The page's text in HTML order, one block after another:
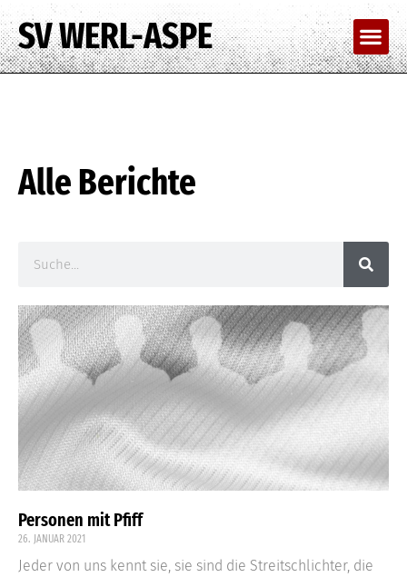
SV WERL-ASPE
Alle Berichte
Personen mit Pfiff
26. JANUAR 2021
Jeder von uns kennt sie, sie sind die Streitschlichter, die